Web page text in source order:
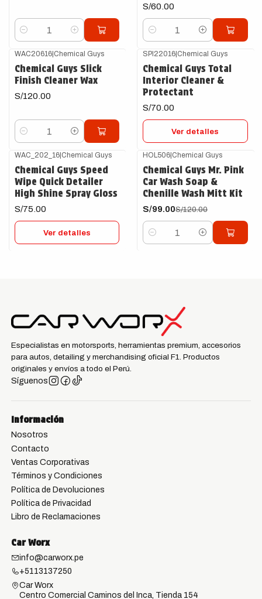
Cantidad
S/60.00
Cantidad
WAC20616|Chemical Guys
Chemical Guys Slick
Finish Cleaner Wax
S/120.00
Cantidad
SPI22016|Chemical Guys
Chemical Guys Total
Interior Cleaner &
Protectant
S/70.00
Ver detalles
WAC_202_16|Chemical Guys
Chemical Guys Speed
Wipe Quick Detailer
High Shine Spray Gloss
S/75.00
Ver detalles
HOL506|Chemical Guys
Chemical Guys Mr. Pink
Car Wash Soap &
Chenille Wash Mitt Kit
S/99.00S/120.00
Cantidad
Especialistas en motorsports, herramientas premium, accesorios
para autos, detailing y merchandising oficial F1. Productos
originales y envíos a todo el Perú.
Síguenos
Información
Nosotros
Contacto
Ventas Corporativas
Términos y Condiciones
Política de Devoluciones
Política de Privacidad
Libro de Reclamaciones
Car Worx
info@carworx.pe
+5113137250
Car Worx
Centro Comercial Caminos del Inca, Tienda 154